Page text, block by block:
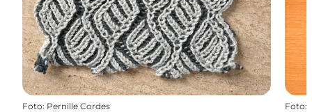
Foto: Pernille Cordes Foto: